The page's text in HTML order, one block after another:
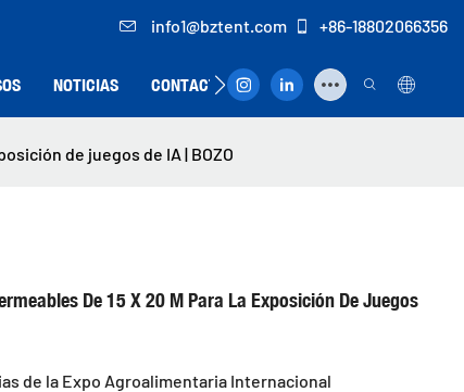
info1@bztent.com +86-18802066356
NOTICIAS CONTACTO
de juegos de IA | BOZO
De 15 X 20 M Para La Exposición De Juegos
de la Expo Agroalimentaria Internacional